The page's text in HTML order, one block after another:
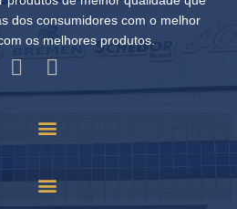
dos consumidores com o melhor
os melhores produtos.